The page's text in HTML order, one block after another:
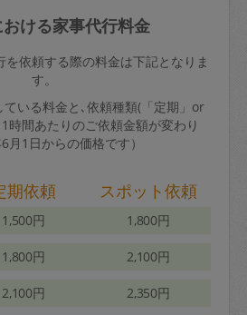
ける家事代行料金
を依頼する際の料金は下記となりま
す。
いる料金と､依頼種類(「定期」or
1時間あたりのご依頼金額が変わり
月1日からの価格です）
期依頼 スポット依頼
1,500円 1,800円
1,800円 2,100円
2,100円 2,350円